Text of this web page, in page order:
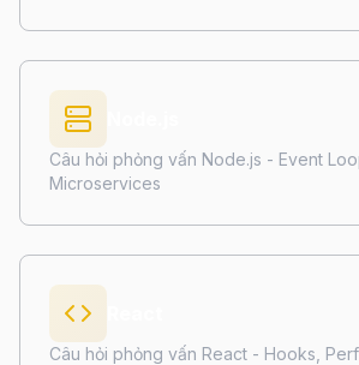
Câu hỏi phỏng vấn Node.js - Event
Microservices
Câu hỏi phỏng vấn React - Hooks,